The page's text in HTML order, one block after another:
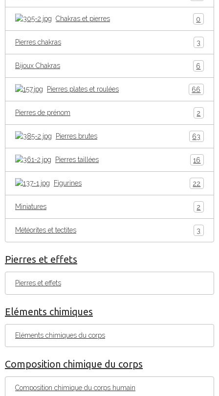
Chakras et pierres 0
Pierres chakras 3
Bijoux Chakras 6
Pierres plates et roulées 66
Pierres de prénom 2
Pierres brutes 63
Pierres taillées 16
Figurines 22
Miniatures 2
Météorites et tectites 3
Pierres et effets
Pierres et effets
Eléments chimiques
Eléments chimiques du corps
Composition chimique du corps
Composition chimique du corps humain